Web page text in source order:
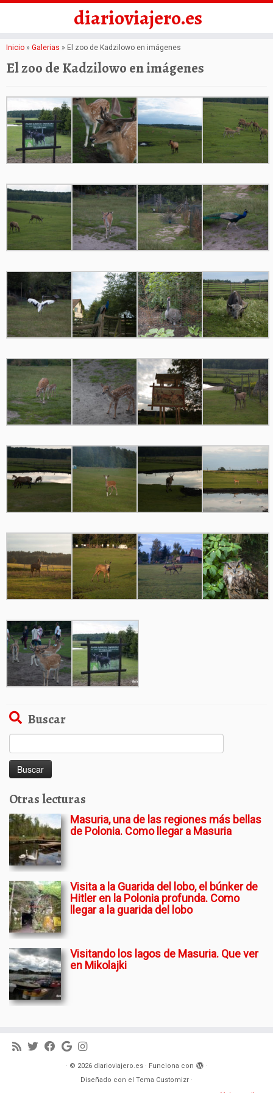
Saltar
al
diarioviajero.es
Inicio » Galerias » El zoo de Kadzilowo en imágenes
El zoo de Kadzilowo en imágenes
Buscar
Otras lecturas
Masuria, una de las regiones más bellas
de Polonia. Como llegar a Masuria
Visita a la Guarida del lobo, el búnker de
Hitler en la Polonia profunda. Como
llegar a la guarida del lobo
Visitando los lagos de Masuria. Que ver
en Mikolajki
· © 2026 diarioviajero.es· Funciona con
·
Diseñado con el Tema Customizr ·